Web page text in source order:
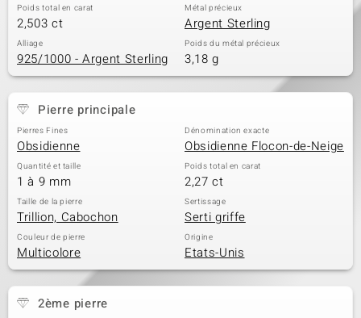
Poids total en carat
2,503 ct
Métal précieux
Argent Sterling
Alliage
925/1000 - Argent Sterling
Poids du métal précieux
3,18 g
Pierre principale
Pierres Fines
Obsidienne
Dénomination exacte
Obsidienne Flocon-de-Neige
Quantité et taille
1 à 9 mm
Poids total en carat
2,27 ct
Taille de la pierre
Trillion, Cabochon
Sertissage
Serti griffe
Couleur de pierre
Multicolore
Origine
Etats-Unis
2ème pierre